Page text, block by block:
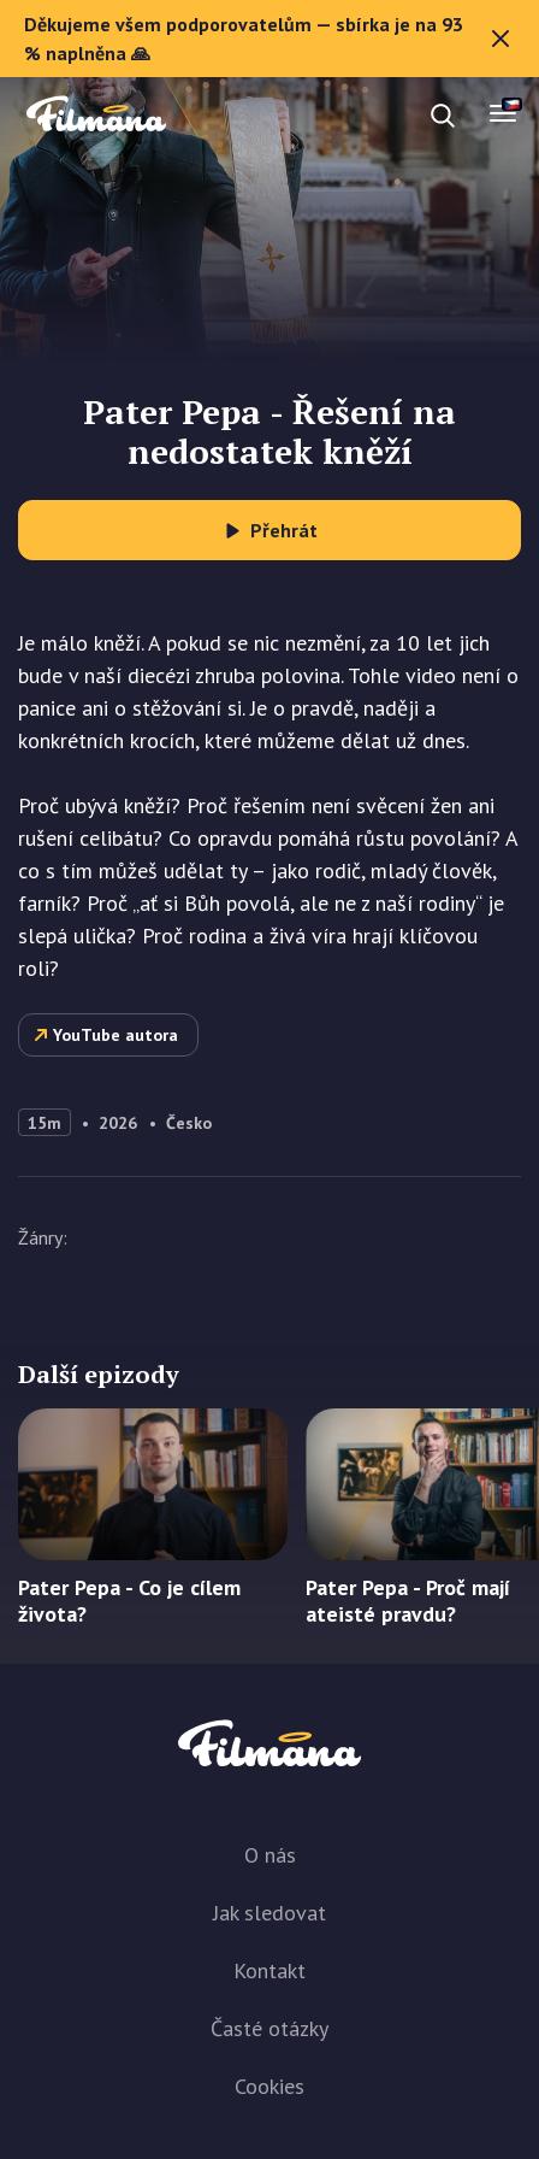
Děkujeme všem podporovatelům — sbírka je na 93
% naplněna 🙏
O Filmaně
Dárkové poukazy
Registrovat se
Pater Pepa - Řešení na
nedostatek kněží
Přehrát
Je málo kněží. A pokud se nic nezmění, za 10 let jich
bude v naší diecézi zhruba polovina. Tohle video není o
panice ani o stěžování si. Je o pravdě, naději a
konkrétních krocích, které můžeme dělat už dnes.
Proč ubývá kněží? Proč řešením není svěcení žen ani
rušení celibátu? Co opravdu pomáhá růstu povolání? A
co s tím můžeš udělat ty – jako rodič, mladý člověk,
farník? Proč „ať si Bůh povolá, ale ne z naší rodiny“ je
slepá ulička? Proč rodina a živá víra hrají klíčovou
roli?
YouTube autora
15m 2026 Česko
Žánry:
Další epizody
Pater Pepa - Co je cílem
života?
Pater Pepa - Proč mají
ateisté pravdu?
O nás
Jak sledovat
Kontakt
Časté otázky
Cookies